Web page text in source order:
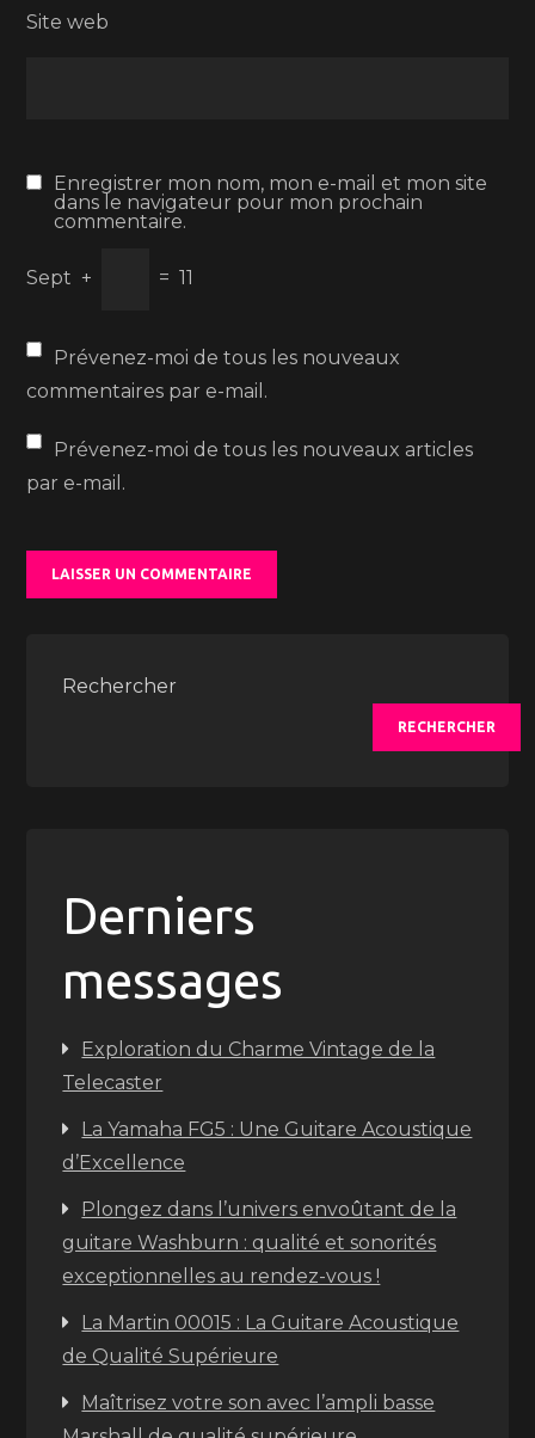
Site web
Enregistrer mon nom, mon e-mail et mon site
dans le navigateur pour mon prochain
commentaire.
Sept + = 11
Prévenez-moi de tous les nouveaux
commentaires par e-mail.
Prévenez-moi de tous les nouveaux articles
par e-mail.
Rechercher
RECHERCHER
Derniers
messages
Exploration du Charme Vintage de la
Telecaster
La Yamaha FG5 : Une Guitare Acoustique
d’Excellence
Plongez dans l’univers envoûtant de la
guitare Washburn : qualité et sonorités
exceptionnelles au rendez-vous !
La Martin 00015 : La Guitare Acoustique
de Qualité Supérieure
Maîtrisez votre son avec l’ampli basse